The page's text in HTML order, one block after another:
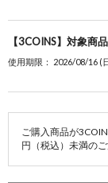
【3COINS】対象商
使用期限： 2026/08/16 (
ご購入商品が
円（税込）未満の